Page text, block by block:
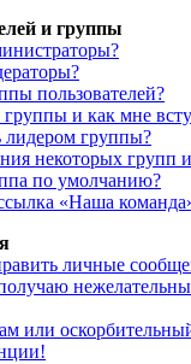
и группы
пользователей?
группы и как мне
лидером группы?
некоторых групп
по умолчанию?
«Наша
личные
или